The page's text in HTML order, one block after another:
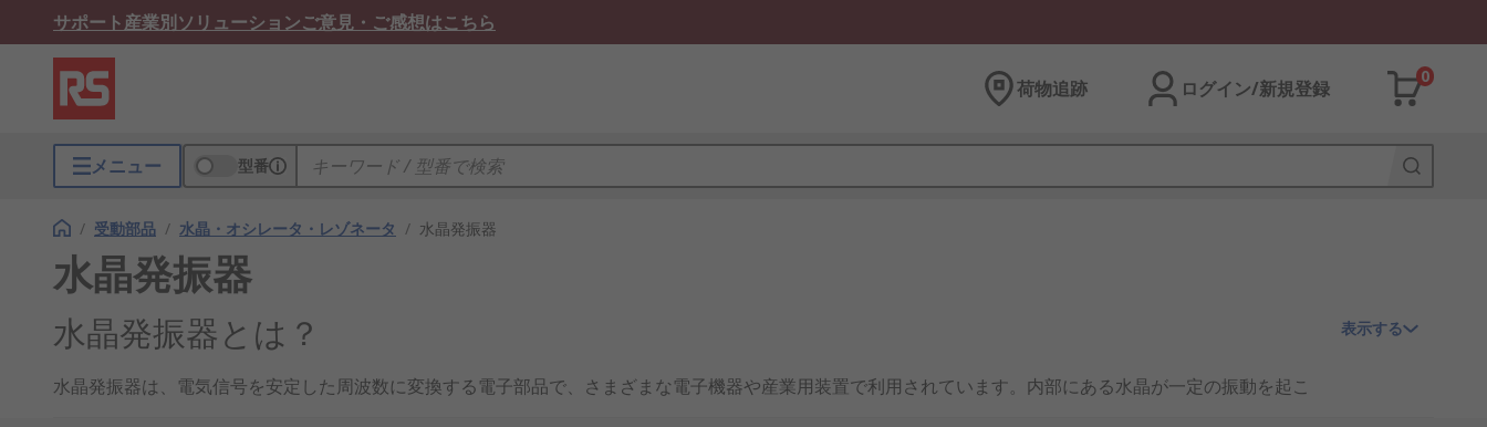
サポート産業別ソリューションご意見・ご感想はこちら
荷物追跡 ログイン/新規登録
0
メニュー 型番
/ 受動部品 / 水晶・オシレータ・レゾネータ / 水晶発振器
水晶発振器
水晶発振器とは？
水晶発振器は、電気信号を安定した周波数に変換する電子部品で、さまざまな電子機器や産業用装置で利用されています。内部にある水晶が一定の振動を起こ
表示する